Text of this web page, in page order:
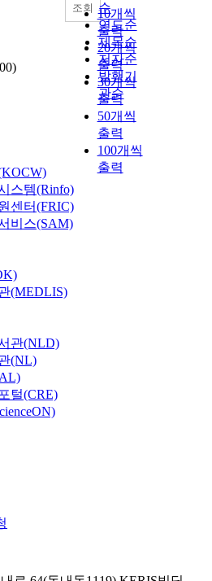
순
연도순
제목순
저자순
발행기
관순
10개씩
출력
20개씩
출력
30개씩
출력
50개씩
출력
100개씩
출력
조회
스템(Rinfo)
센터(FRIC)
비스(SAM)
(MEDLIS)
관(NLD)
(NL)
털(CRE)